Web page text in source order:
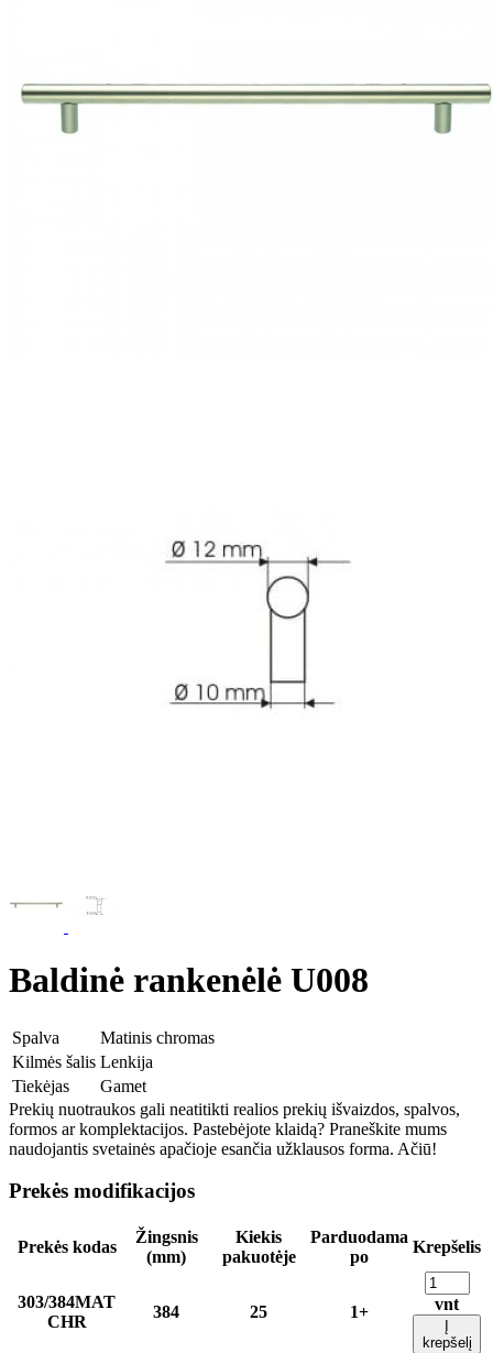
Baldinė rankenėlė U008
Spalva
Matinis chromas
Kilmės šalis Lenkija
Tiekėjas
Gamet
Prekių nuotraukos gali neatitikti realios prekių išvaizdos, spalvos,
formos ar komplektacijos. Pastebėjote klaidą? Praneškite mums
naudojantis svetainės apačioje esančia užklausos forma. Ačiū!
Prekės modifikacijos
Prekės kodas
Žingsnis
(mm)
Kiekis
pakuotėje
Parduodama
po
Krepšelis
303/384MAT
CHR
384 25 1+ vnt
krepšelį